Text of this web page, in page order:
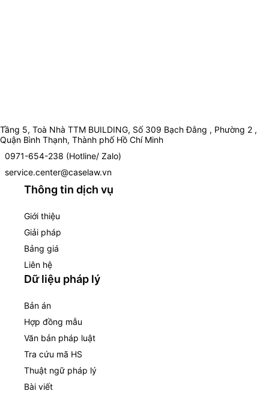
Tầng 5, Toà Nhà TTM BUILDING, Số 309 Bạch Đằng , Phường 2 ,
Quận Bình Thạnh, Thành phố Hồ Chí Minh
0971-654-238 (Hotline/ Zalo)
service.center@caselaw.vn
Thông tin dịch vụ
Giới thiệu
Giải pháp
Bảng giá
Liên hệ
Dữ liệu pháp lý
Bản án
Hợp đồng mẫu
Văn bản pháp luật
Tra cứu mã HS
Thuật ngữ pháp lý
Bài viết